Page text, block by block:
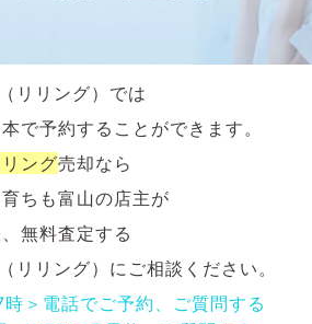
リリング）では
で予約することができます。
ング売却なら
ちも富山の店主が
無料査定する
リリング）にご相談ください。
時＞電話でご予約、ご質問する